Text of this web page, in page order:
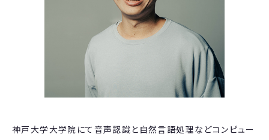
神戸大学大学院にて音声認識と自然言語処理などコンピュー